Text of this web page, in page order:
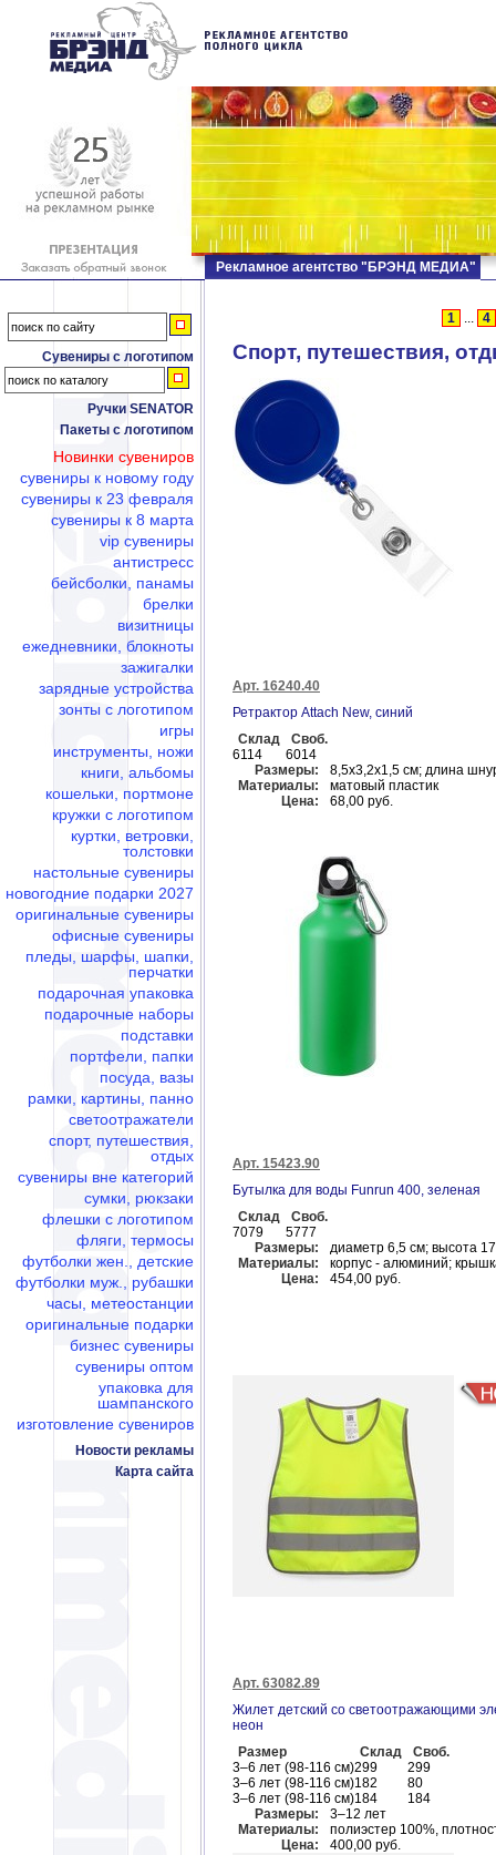
Сувениры с логотипом
Ручки SENATOR
Пакеты с логотипом
Новинки сувениров
сувениры к новому году
сувениры к 23 февраля
сувениры к 8 марта
vip сувениры
антистресс
бейсболки, панамы
брелки
визитницы
ежедневники, блокноты
зажигалки
зарядные устройства
зонты с логотипом
игры
инструменты, ножи
книги, альбомы
кошельки, портмоне
кружки с логотипом
куртки, ветровки,
толстовки
настольные сувениры
новогодние подарки 2027
оригинальные сувениры
офисные сувениры
пледы, шарфы, шапки,
перчатки
подарочная упаковка
подарочные наборы
подставки
портфели, папки
посуда, вазы
рамки, картины, панно
светоотражатели
спорт, путешествия,
отдых
сувениры вне категорий
сумки, рюкзаки
флешки c логотипом
фляги, термосы
футболки жен., детские
футболки муж., рубашки
часы, метеостанции
оригинальные подарки
бизнес сувениры
сувениры оптом
упаковка для
шампанского
изготовление сувениров
Новости рекламы
Карта сайта
Рекламное агентство "БРЭНД МЕДИА"
1 ... 4
Спорт, путешествия,
Арт. 16240.40
Ретрактор Attach New, синий
Склад
Своб.
6114
6014
Размеры:
8,5х3,2х1,5 см; длина
Материалы:
матовый пластик
Цена:
68,00 руб.
Арт. 15423.90
Бутылка для воды Funrun 400, зеленая
Склад
Своб.
7079
5777
Размеры:
диаметр 6,5 см; высота
Материалы:
корпус - алюминий;
Цена:
454,00 руб.
Арт. 63082.89
Жилет детский со светоотражающими
неон
Размер
Склад
Своб.
3–6 лет (98-116 см)299
299
3–6 лет (98-116 см)182
80
3–6 лет (98-116 см)184
184
Размеры:
3–12 лет
Материалы:
полиэстер 100%,
Цена:
400,00 руб.